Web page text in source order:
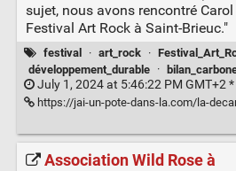
sujet, nous avons rencontré
Festival Art Rock à Saint-Brieuc."
festival · art_rock ·
développement_durable
·
July 1, 2024 at 5:46:22 PM GMT+2 *
https://jai-un-pote-dans-la.com/la-
Association Wild Rose à